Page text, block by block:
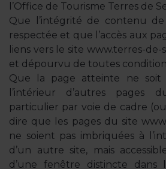
l’Office de Tourisme Terres de
Que l’intégrité de contenu
respectée et que l’accès aux
liens vers le site www.terres-
et dépourvu de toutes
Que la page atteinte ne soit
l’intérieur d’autres pages
particulier par voie de cadre (ou
dire que les pages du site
ne soient pas imbriquées à
d’un autre site, mais
d’une fenêtre distincte dans